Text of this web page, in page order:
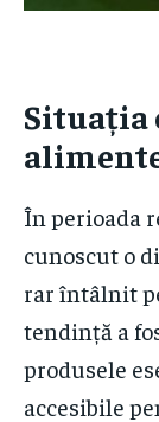
Situația
În perioada
cunoscut o
rar întâlnit
tendință a
produsele
accesibile